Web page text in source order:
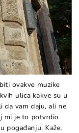
ovakve muzike
ulica kakve su u
da vam daju, ali ne
mi je to potvrdio
pogađanju. Kaže,